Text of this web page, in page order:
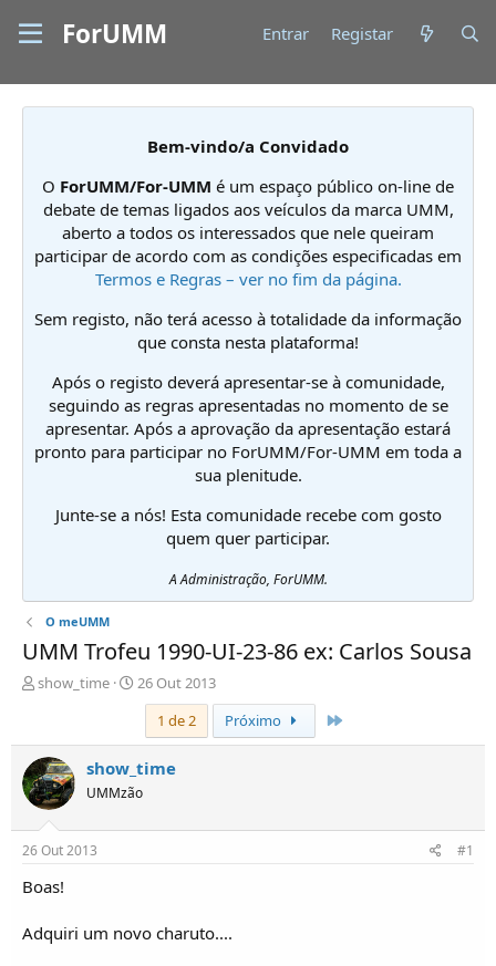
ForUMM Entrar Registar
Bem-vindo/a Convidado
O ForUMM/For-UMM é um espaço público on-line de
debate de temas ligados aos veículos da marca UMM,
aberto a todos os interessados que nele queiram
participar de acordo com as condições especificadas em
Termos e Regras – ver no fim da página.
Sem registo, não terá acesso à totalidade da informação
que consta nesta plataforma!
Após o registo deverá apresentar-se à comunidade,
seguindo as regras apresentadas no momento de se
apresentar. Após a aprovação da apresentação estará
pronto para participar no ForUMM/For-UMM em toda a
sua plenitude.
Junte-se a nós! Esta comunidade recebe com gosto
quem quer participar.
A Administração, ForUMM.
O meUMM
UMM Trofeu 1990-UI-23-86 ex: Carlos Sousa
I
c
i
a
d
d
e
p
show_time
D
a
d
e
i
26 Out 2013
1 de 2
Próximo
show_time
UMMzão
26 Out 2013 #1
Boas!
Adquiri um novo charuto....